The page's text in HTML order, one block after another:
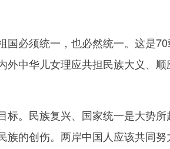
必须统一，也必然统一。这是
中华儿女理应共担民族大义、
。民族复兴、国家统一是大势所
的创伤。两岸中国人应该共同